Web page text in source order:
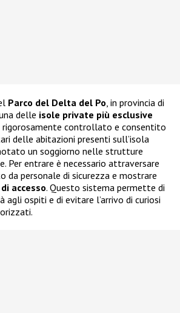
Parco del Delta del Po , in provincia di
delle isole private più esclusive
è rigorosamente controllato e consentito
delle abitazioni presenti sull’isola
un soggiorno nelle strutture
Per entrare è necessario attraversare
da personale di sicurezza e mostrare
accesso. Questo sistema permette di
ospiti e di evitare l’arrivo di curiosi